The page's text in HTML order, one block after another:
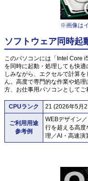
※画像は
ソフトウェア同時起
このパソコンには「Intel Core
を同時に起動・処理しても快
しみながら、エクセルで計算
ん。高度で専門的な作業や処
方、お仕事用パソコンとしてご
CPUランク 21 (2026年5月
ご利用用途
参考例
WEBデザイン
行を超える高度
理／AI・高速